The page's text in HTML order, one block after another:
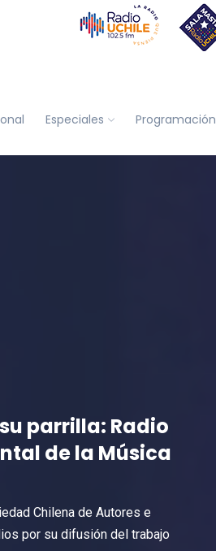
Especiales Programación
parrilla: Radio
de la Música
Chilena de Autores e
por su difusión del trabajo